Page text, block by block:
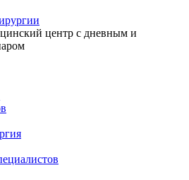
центр с дневным и